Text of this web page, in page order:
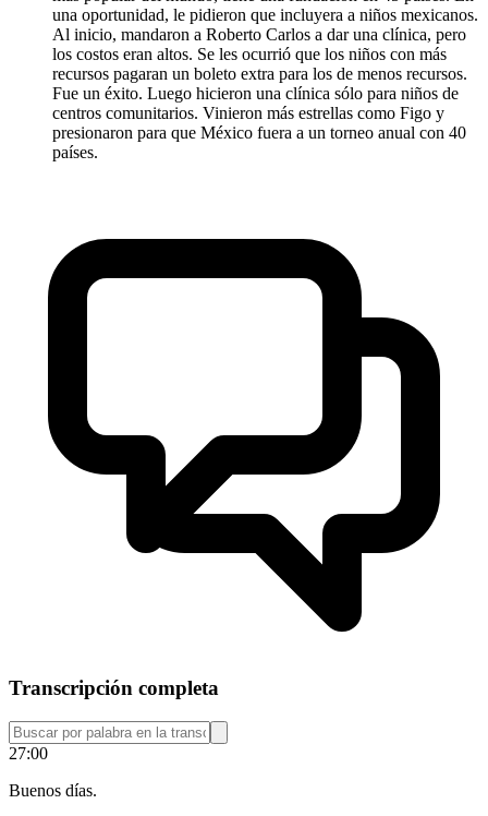
una oportunidad, le pidieron que incluyera a niños mexicanos.
Al inicio, mandaron a Roberto Carlos a dar una clínica, pero
los costos eran altos. Se les ocurrió que los niños con más
recursos pagaran un boleto extra para los de menos recursos.
Fue un éxito. Luego hicieron una clínica sólo para niños de
centros comunitarios. Vinieron más estrellas como Figo y
presionaron para que México fuera a un torneo anual con 40
países.
Transcripción completa
27:00
Buenos días.